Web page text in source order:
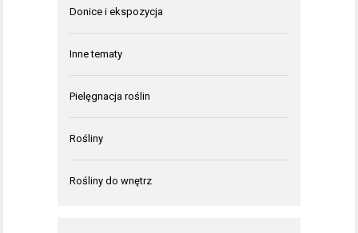
Donice i ekspozycja
Inne tematy
Pielęgnacja roślin
Rośliny
Rośliny do wnętrz